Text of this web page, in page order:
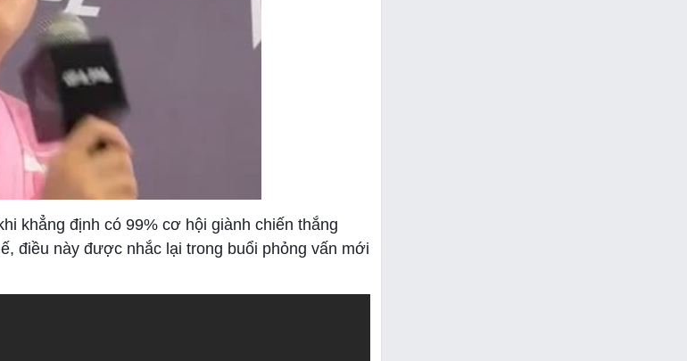
khẳng định có 99% cơ hội giành chiến thắng
điều này được nhắc lại trong buổi phỏng vấn mới